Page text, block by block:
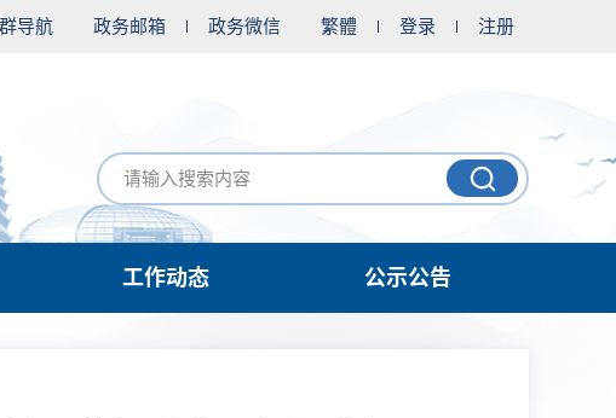
导航 政务邮箱 政务微信 繁體 登录 注册
工作动态 公示公告